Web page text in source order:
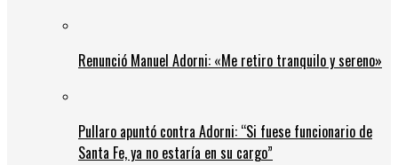
Renunció Manuel Adorni: «Me retiro tranquilo y sereno»
Pullaro apuntó contra Adorni: “Si fuese funcionario de
Santa Fe, ya no estaría en su cargo”